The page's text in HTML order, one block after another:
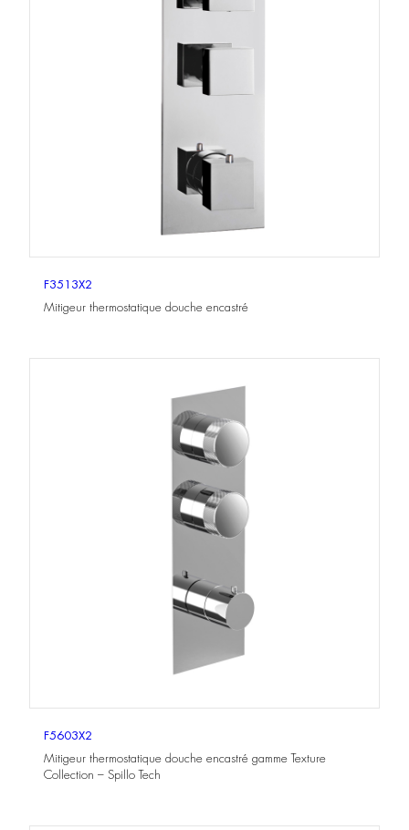
F3513X2
Mitigeur thermostatique douche encastré
F5603X2
Mitigeur thermostatique douche encastré gamme Texture
Collection – Spillo Tech